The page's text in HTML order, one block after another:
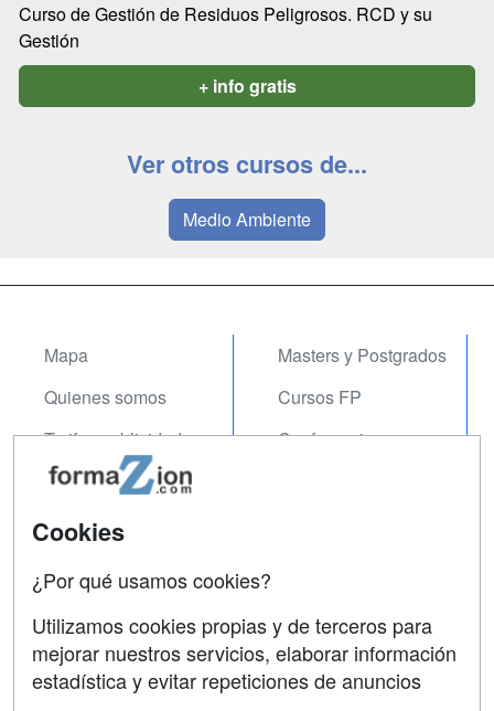
Curso de Gestión de Residuos Peligrosos. RCD y su
Gestión
+ info gratis
Ver otros cursos de...
Medio Ambiente
Mapa
Quienes somos
Tarifas publicidad
Acceso Usuarios
Acceso Centros
Masters y Postgrados
Cursos FP
Conferencias
Contactar
Confidencialidad
Aviso legal
Cookies
¿Por qué usamos cookies?
Utilizamos cookies propias y de terceros para
mejorar nuestros servicios, elaborar información
estadística y evitar repeticiones de anuncios